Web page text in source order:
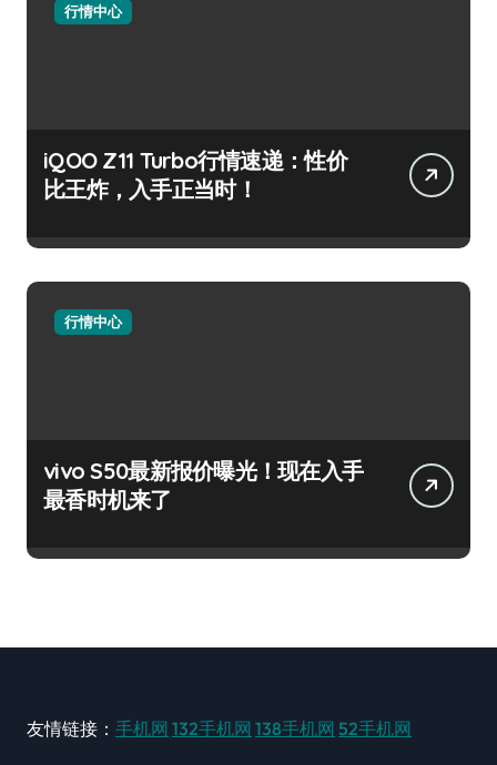
行情中心
iQOO Z11 Turbo行情速递：性价
比王炸，入手正当时！
行情中心
vivo S50最新报价曝光！现在入手
最香时机来了
友情链接： 手机网 132手机网 138手机网 52手机网